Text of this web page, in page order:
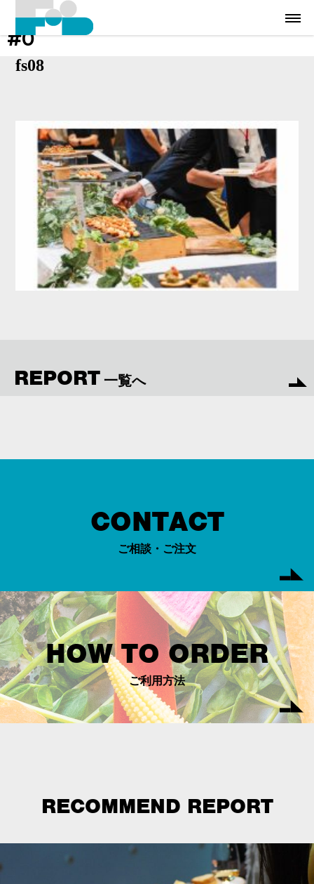
#0
fs08
REPORT 一覧へ
CONTACT
ご相談・ご注文
HOW TO ORDER
ご利用方法
RECOMMEND REPORT